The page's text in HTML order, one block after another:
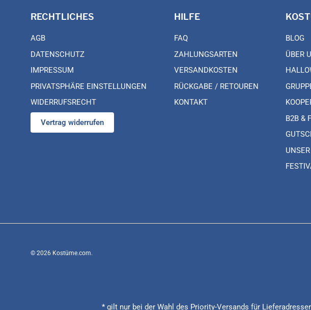
RECHTLICHES
AGB
DATENSCHUTZ
IMPRESSUM
PRIVATSPHÄRE EINSTELLUNGEN
WIDERRUFSRECHT
Vertrag widerrufen
HILFE
FAQ
ZAHLUNGSARTEN
VERSANDKOSTEN
RÜCKGABE / RETOUREN
KONTAKT
BLOG
ÜBER
B2B &
© 2026 Kostüme.com.
* gilt nur bei der Wahl des Priority-Versands für